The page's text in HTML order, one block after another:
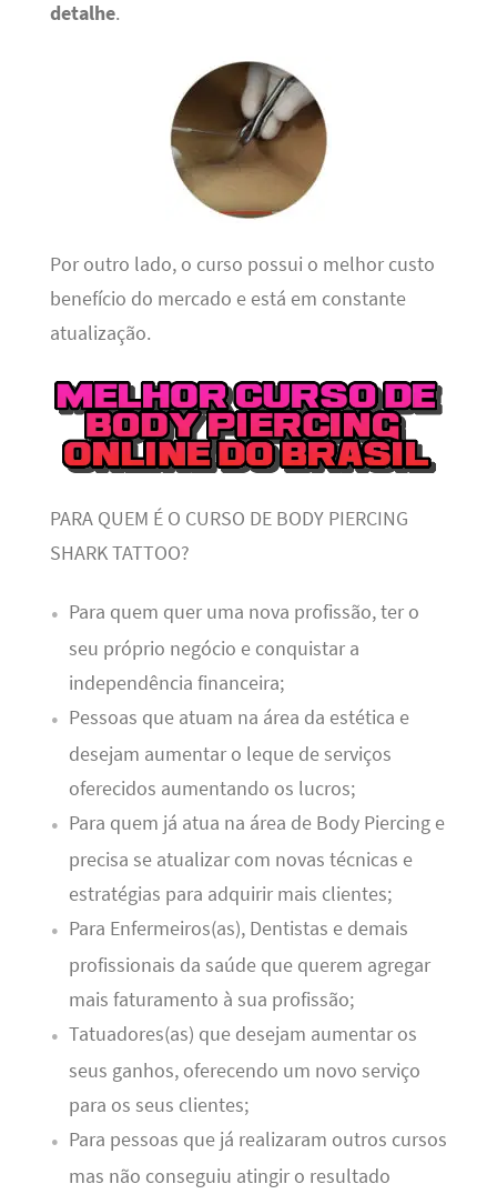
detalhe.
Por outro lado, o curso possui o melhor custo
benefício do mercado e está em constante
atualização.
PARA QUEM É O CURSO DE BODY PIERCING
SHARK TATTOO?
Para quem quer uma nova profissão, ter o
seu próprio negócio e conquistar a
independência financeira;
Pessoas que atuam na área da estética e
desejam aumentar o leque de serviços
oferecidos aumentando os lucros;
Para quem já atua na área de Body Piercing e
precisa se atualizar com novas técnicas e
estratégias para adquirir mais clientes;
Para Enfermeiros(as), Dentistas e demais
profissionais da saúde que querem agregar
mais faturamento à sua profissão;
Tatuadores(as) que desejam aumentar os
seus ganhos, oferecendo um novo serviço
para os seus clientes;
Para pessoas que já realizaram outros cursos
mas não conseguiu atingir o resultado